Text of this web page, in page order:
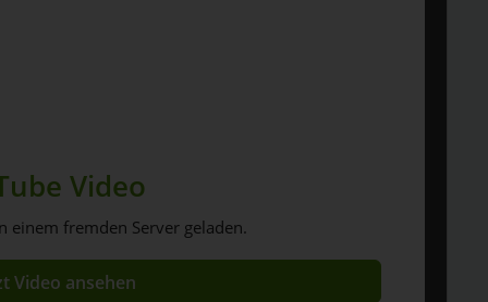
Video
einem fremden Server geladen.
Video ansehen